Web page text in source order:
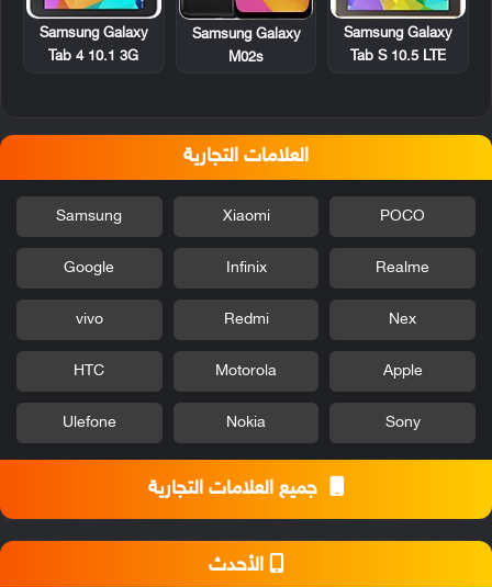
Samsung Galaxy
Tab S 10.5 LTE
Samsung Galaxy
M02s
Samsung Galaxy
Tab 4 10.1 3G
العلامات التجارية
POCO
Xiaomi
Samsung
Realme
Infinix
Google
Nex
Redmi
vivo
Apple
Motorola
HTC
Sony
Nokia
Ulefone
جميع العلامات التجارية
الأحدث